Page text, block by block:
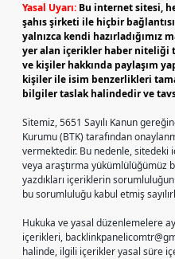
Yasal Uyarı: Bu internet sitesi,
şahıs şirketi ile hiçbir
yalnızca kendi hazırladığımız
yer alan içerikler haber niteliği
ve kişiler hakkında paylaşım
kişiler ile isim benzerlikleri
bilgiler taslak halindedir ve
Sitemiz, 5651 Sayılı Kanun
Kurumu (BTK) tarafından
vermektedir. Bu nedenle,
veya araştırma yükümlülüğümüz
yazdıkları içeriklerin
bu sorumluluğu kabul etmiş
Hukuka ve yasal düzenlemelere
içerikleri,
halinde, ilgili içerikler yasal süre